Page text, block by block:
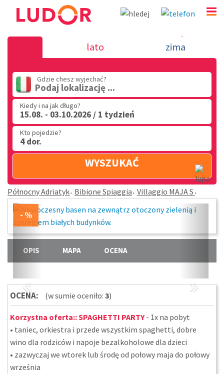
Villaggio MAJA S - Bibione Spiaggia - Północny
lato zima
Gdzie chesz wyjechać?
Podaj lokalizację ...
Kiedy i na jak długo?
15.08. - 03.10.2026 / 1 tydzień
Kto pojedzie?
4 dor.
WYSZUKAĆ
Północny Adriatyk Bibione Spiaggia Villaggio MAJA S
« »
OPIS MAPA OCENA
OCENA: (w sumie oceniło: 3)
Korzystna oferta::SPAGHETTI PARTY- 1x na pobyt
• taniec, orkiestra i przede wszystkim spaghetti, dobre
wino dla rodziców i napoje bezalkoholowe dla dzieci
• zazwyczaj we wtorek lub środę od połowy maja do połowy
września